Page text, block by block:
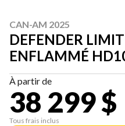
CAN-AM 2025
DEFENDER
ENFLAMMÉ
À partir de
38 299 $
Tous frais inclus